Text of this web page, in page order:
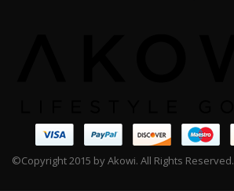
©Copyright 2015 by Akowi. All Rights Reserved.